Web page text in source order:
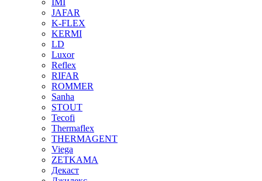
JAFAR
K-FLEX
KERMI
LD
Luxor
Reflex
RIFAR
ROMMER
Sanha
STOUT
Tecofi
Thermaflex
THERMAGENT
Viega
ZETKAMA
Декаст